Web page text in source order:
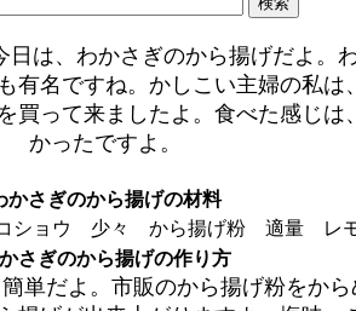
日は、わかさぎのから揚げだよ。
有名ですね。かしこい主婦の私は
買って来ましたよ。食べた感じは
かったですよ。
かさぎのから揚げの材料
ショウ 少々 から揚げ粉 適量
さぎのから揚げの作り方
単だよ。市販のから揚げ粉をか